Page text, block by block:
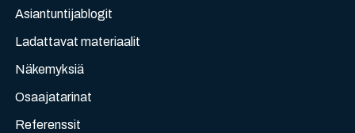
Asiantuntijablogit
Ladattavat materiaalit
Näkemyksiä
Osaajatarinat
Referenssit